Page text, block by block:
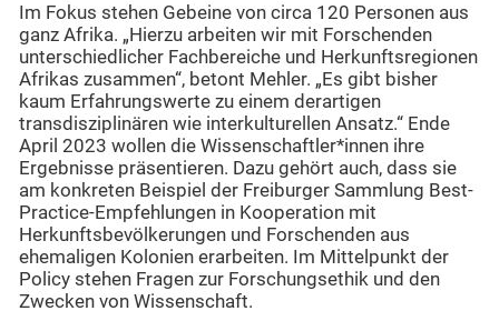
Im Fokus stehen Gebeine von circa 120 Personen aus
ganz Afrika. „Hierzu arbeiten wir mit Forschenden
unterschiedlicher Fachbereiche und Herkunftsregionen
Afrikas zusammen“, betont Mehler. „Es gibt bisher
kaum Erfahrungswerte zu einem derartigen
transdisziplinären wie interkulturellen Ansatz.“ Ende
April 2023 wollen die Wissenschaftler*innen ihre
Ergebnisse präsentieren. Dazu gehört auch, dass sie
am konkreten Beispiel der Freiburger Sammlung Best-
Practice-Empfehlungen in Kooperation mit
Herkunftsbevölkerungen und Forschenden aus
ehemaligen Kolonien erarbeiten. Im Mittelpunkt der
Policy stehen Fragen zur Forschungsethik und den
Zwecken von Wissenschaft.